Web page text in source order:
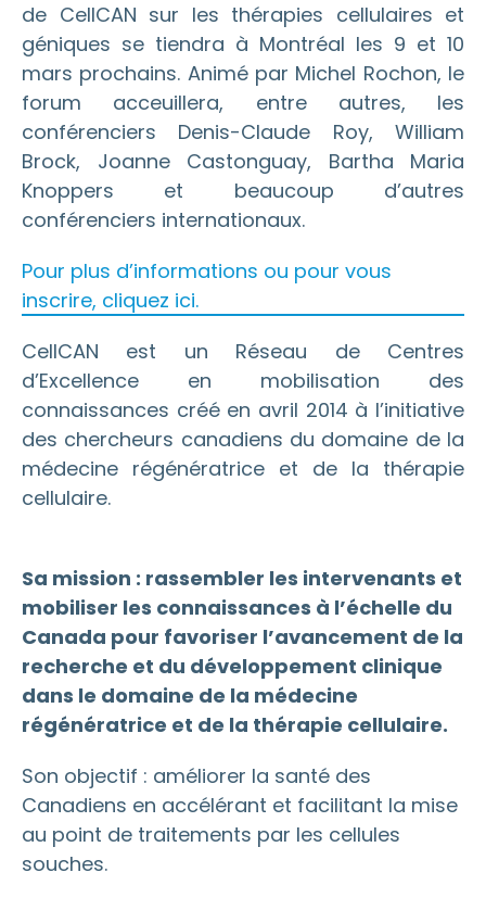
de CellCAN sur les thérapies cellulaires et
géniques se tiendra à Montréal les 9 et 10
mars prochains. Animé par Michel Rochon, le
forum acceuillera, entre autres, les
conférenciers Denis-Claude Roy, William
Brock, Joanne Castonguay, Bartha Maria
Knoppers et beaucoup d’autres
conférenciers internationaux.
Pour plus d’informations ou pour vous
inscrire, cliquez ici.
CellCAN est un Réseau de Centres
d’Excellence en mobilisation des
connaissances créé en avril 2014 à l’initiative
des chercheurs canadiens du domaine de la
médecine régénératrice et de la thérapie
cellulaire.
Sa mission : rassembler les intervenants et
mobiliser les connaissances à l’échelle du
Canada pour favoriser l’avancement de la
recherche et du développement clinique
dans le domaine de la médecine
régénératrice et de la thérapie cellulaire.
Son objectif : améliorer la santé des
Canadiens en accélérant et facilitant la mise
au point de traitements par les cellules
souches.